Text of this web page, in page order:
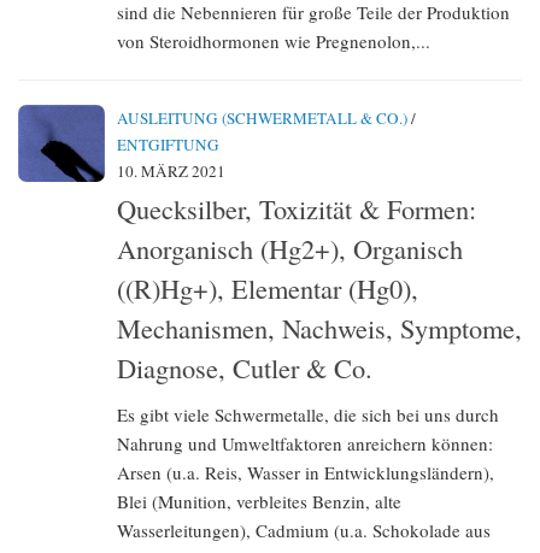
sind die Nebennieren für große Teile der Produktion
von Steroidhormonen wie Pregnenolon,...
AUSLEITUNG (SCHWERMETALL & CO.)/
ENTGIFTUNG
10. MÄRZ 2021
Quecksilber, Toxizität & Formen:
Anorganisch (Hg2+), Organisch
((R)Hg+), Elementar (Hg0),
Mechanismen, Nachweis, Symptome,
Diagnose, Cutler & Co.
Es gibt viele Schwermetalle, die sich bei uns durch
Nahrung und Umweltfaktoren anreichern können:
Arsen (u.a. Reis, Wasser in Entwicklungsländern),
Blei (Munition, verbleites Benzin, alte
Wasserleitungen), Cadmium (u.a. Schokolade aus